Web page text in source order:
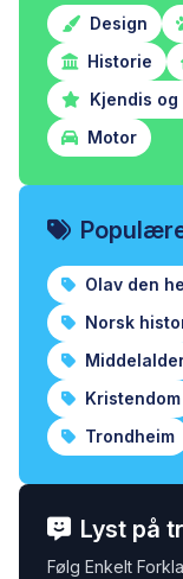
Design
Historie
Kjendis og
Motor
Olav den
Norsk
Kristendom
Trondheim
Lyst på
Følg Enkelt